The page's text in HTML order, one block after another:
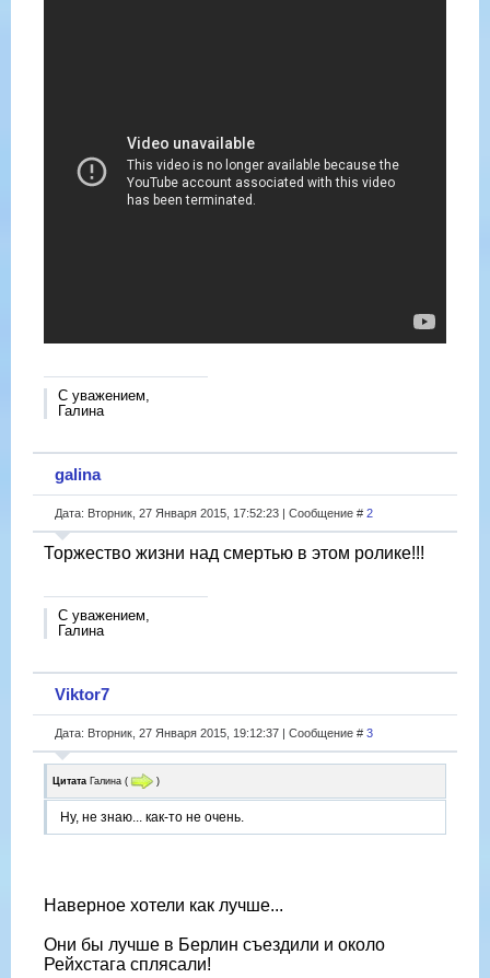
С уважением,
Галина
galina
Дата: Вторник, 27 Января 2015, 17:52:23 | Сообщение # 2
Торжество жизни над смертью в этом ролике!!!
С уважением,
Галина
Viktor7
Дата: Вторник, 27 Января 2015, 19:12:37 | Сообщение # 3
Цитата Галина ( )
Ну, не знаю... как-то не очень.
Наверное хотели как лучше...
Они бы лучше в Берлин съездили и около
Рейхстага сплясали!